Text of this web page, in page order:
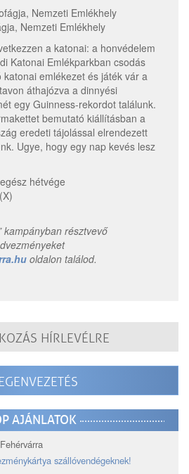
Nemzeti Emlékhely
a katonai: a honvédelem
Katonai Emlékparkban csodás
emlékezet és játék vár a
áthajózva a dinnyési
egy Guinness-rekordot találunk.
bemutató kiállításban a
eredeti tájolással elrendezett
Ugye, hogy egy nap kevés lesz
kampányban résztvevő
oldalon találod.
HÍRLEVÉLRE
AJÁNLATOK
szállóvendégeknek!